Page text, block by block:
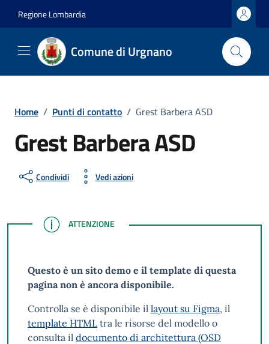
Regione Lombardia
Comune di Urgnano
Home / Punti di contatto / Grest Barbera ASD
Grest Barbera ASD
Condividi Vedi azioni
ATTENZIONE
ATTENZIONE
Questo è un sito demo e il template di questa
pagina non è ancora disponibile.
Controlla se è disponibile il layout su Figma, il
template HTML tra le risorse del modello o
consulta il documento di architettura (OSD